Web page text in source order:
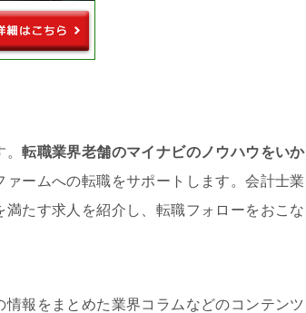
。転職業界老舗のマイナビのノウハウをいか
ームへの転職をサポートします。会計士業
たす求人を紹介し、転職フォローをおこな
報をまとめた業界コラムなどのコンテンツ